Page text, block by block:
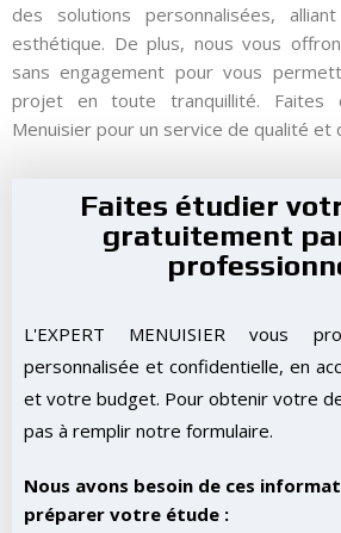
des solutions personnalisées,
esthétique. De plus, nous vous
sans engagement pour vous
projet en toute tranquillité. Faites
Menuisier pour un service de qualité et
Faites étudier
gratuitement
L'EXPERT MENUISIER vous
personnalisée et confidentielle, en
et votre budget. Pour obtenir votre
pas à remplir notre formulaire.
Nous avons besoin de ces
préparer votre étude :